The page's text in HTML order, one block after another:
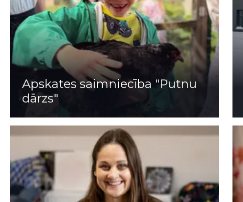
Apskates saimniecība "Putnu
dārzs"